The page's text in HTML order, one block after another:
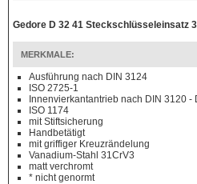
Gedore D 32 41 Steckschlüsseleinsatz
MERKMALE:
Ausführung nach DIN 3124
ISO 2725-1
Innenvierkantantrieb nach DIN 3120 -
ISO 1174
mit Stiftsicherung
Handbetätigt
mit griffiger Kreuzrändelung
Vanadium-Stahl 31CrV3
matt verchromt
* nicht genormt